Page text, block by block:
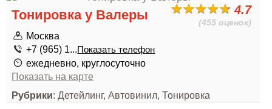
4.7
(455 оценок)
Тонировка у Валеры
Москва
+7 (965) 1...Показать телефон
ежедневно, круглосуточно
Показать на карте
Рубрики: Детейлинг, Автовинил, Тонировка